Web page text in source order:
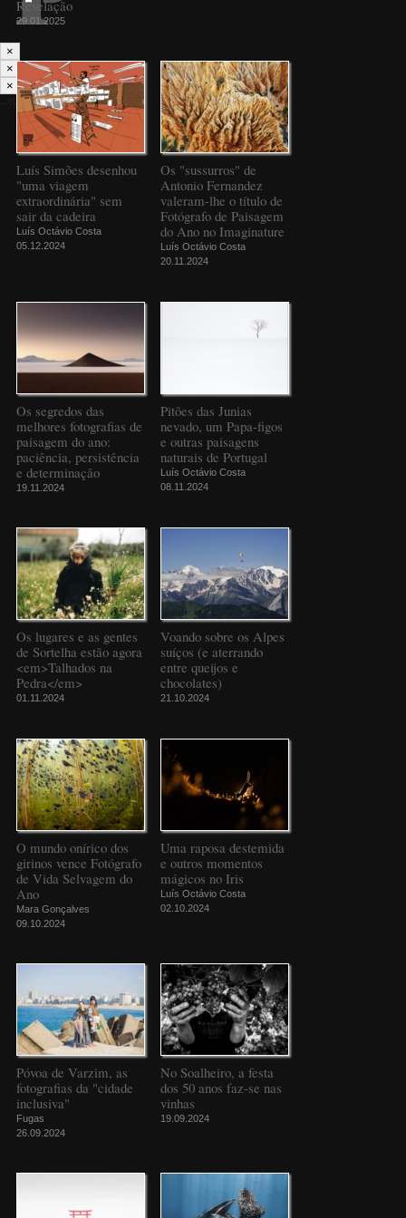
Revelação
29.01.2025
Luís Simões desenhou
"uma viagem
extraordinária" sem
sair da cadeira
Luís Octávio Costa
05.12.2024
Os "sussurros" de
Antonio Fernandez
valeram-lhe o título de
Fotógrafo de Paisagem
do Ano no Imaginature
Luís Octávio Costa
20.11.2024
Os segredos das
melhores fotografias de
paisagem do ano:
paciência, persistência
e determinação
19.11.2024
Pitões das Junias
nevado, um Papa-figos
e outras paisagens
naturais de Portugal
Luís Octávio Costa
08.11.2024
Os lugares e as gentes
de Sortelha estão agora
<em>Talhados na
Pedra</em>
01.11.2024
Voando sobre os Alpes
suíços (e aterrando
entre queijos e
chocolates)
21.10.2024
O mundo onírico dos
girinos vence Fotógrafo
de Vida Selvagem do
Ano
Mara Gonçalves
09.10.2024
Uma raposa destemida
e outros momentos
mágicos no Iris
Luís Octávio Costa
02.10.2024
Póvoa de Varzim, as
fotografias da "cidade
inclusiva"
Fugas
26.09.2024
No Soalheiro, a festa
dos 50 anos faz-se nas
vinhas
19.09.2024
×
×
×
--%>